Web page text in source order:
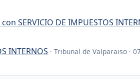
con SERVICIO DE IMPUESTOS
INTERNOS · Tribunal de Valparaiso ·